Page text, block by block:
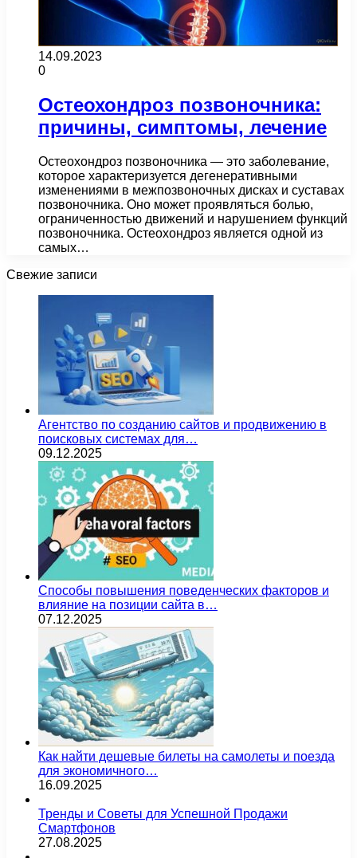
14.09.2023
0
Остеохондроз позвоночника:
причины, симптомы, лечение
Остеохондроз позвоночника — это заболевание,
которое характеризуется дегенеративными
изменениями в межпозвоночных дисках и суставах
позвоночника. Оно может проявляться болью,
ограниченностью движений и нарушением функций
позвоночника. Остеохондроз является одной из
самых…
Свежие записи
Агентство по созданию сайтов и продвижению в
поисковых системах для…
09.12.2025
Способы повышения поведенческих факторов и
влияние на позиции сайта в…
07.12.2025
Как найти дешевые билеты на самолеты и поезда
для экономичного…
16.09.2025
Тренды и Советы для Успешной Продажи
Смартфонов
27.08.2025